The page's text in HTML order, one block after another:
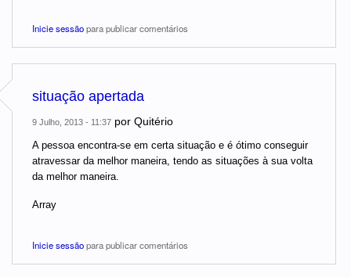
Inicie sessãopara publicar comentários
situação apertada
9 Julho, 2013 - 11:37 por Quitério
A pessoa encontra-se em certa situação e é ótimo conseguir
atravessar da melhor maneira, tendo as situações à sua volta
da melhor maneira.
Array
Inicie sessãopara publicar comentários